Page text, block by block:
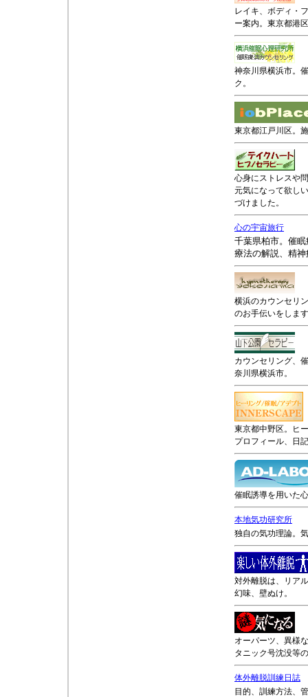
レイキ、ボディ・
ー案内。東京都港
神奈川県横浜市。
ク。
東京都江戸川区。
心身にストレスや
元気になって欲し
づけました。
心の宇宙旅行
千葉県柏市。催
療法の解説、精
横浜のカウンセリ
のお手伝いをしま
カウンセリング、
奈川県横浜市。
東京都中野区。ヒ
プロフィール、日
催眠誘導を用いた
本地気功研究所
独自の気功理論。
対外離脱は、リア
幻味、壁ぬけ。
オーパーツ、異様
タニック号沈没等
体外離脱訓練日誌
目的、訓練方法、